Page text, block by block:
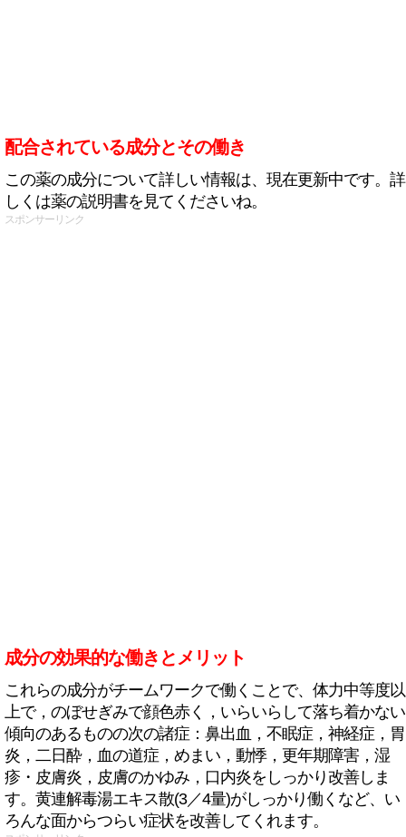
配合されている成分とその働き
この薬の成分について詳しい情報は、現在更新中です。詳
しくは薬の説明書を見てくださいね。
スポンサーリンク
成分の効果的な働きとメリット
これらの成分がチームワークで働くことで、体力中等度以
上で，のぼせぎみで顔色赤く，いらいらして落ち着かない
傾向のあるものの次の諸症：鼻出血，不眠症，神経症，胃
炎，二日酔，血の道症，めまい，動悸，更年期障害，湿
疹・皮膚炎，皮膚のかゆみ，口内炎をしっかり改善しま
す。黄連解毒湯エキス散(3／4量)がしっかり働くなど、い
ろんな面からつらい症状を改善してくれます。